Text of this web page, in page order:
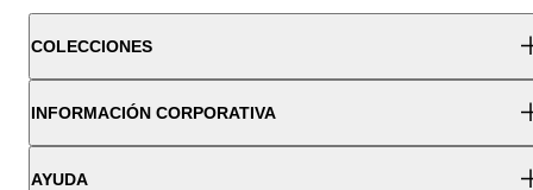
COLECCIONES
INFORMACIÓN CORPORATIVA
AYUDA